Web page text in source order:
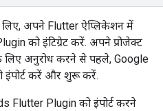
लिए, अपने Flutter ऐप्लिकेशन में
को इंटिग्रेट करें. अपने प्रोजेक्ट
लिए अनुरोध करने से पहले, Google
इंपोर्ट करें और शुरू करें.
Flutter Plugin को इंपोर्ट करने